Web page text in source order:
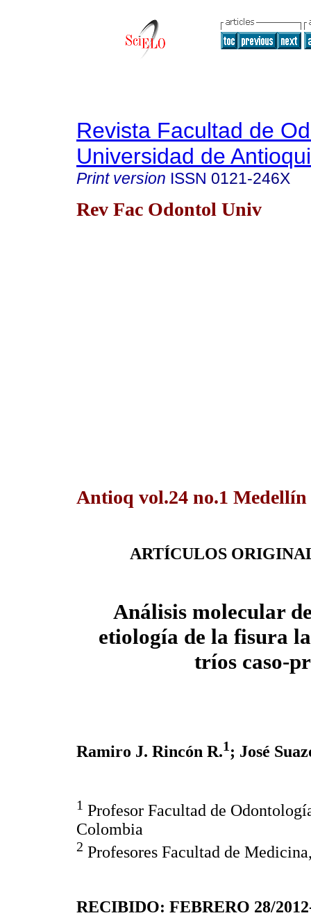
Revista Facultad de
Universidad de
Print version ISSN 0121-246X
Rev Fac Odontol Univ
Antioq vol.24 no.1 Medellín
ARTÍCULOS
Análisis molecular
etiología de la fisura
tríos caso-
Ramiro J. Rincón R.1; José
1 Profesor Facultad de
Colombia
2 Profesores Facultad de
RECIBIDO: FEBRERO 28/